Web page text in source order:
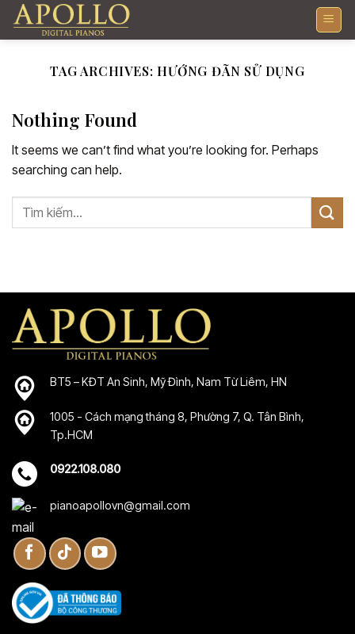
Skip
TAG ARCHIVES: HƯỚNG ĐÃN SỬ DỤNG
Nothing Found
It seems we can’t find what you’re looking for. Perhaps
searching can help.
BT5 – KĐT An Sinh, Mỹ Đình, Nam Từ Liêm, HN
1005 - Cách mạng tháng 8, Phường 7, Q. Tân Bình,
Tp.HCM
0922.108.080
pianoapollovn@gmail.com